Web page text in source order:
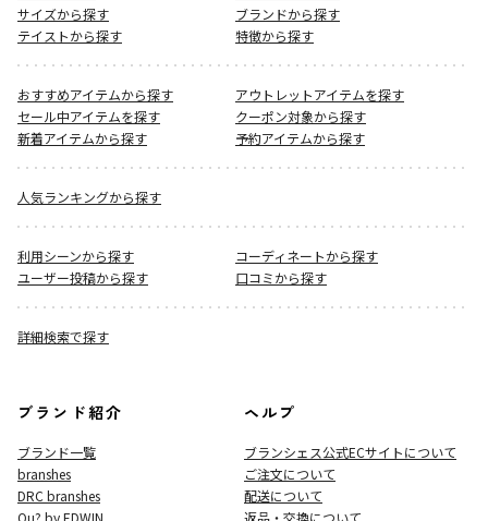
サイズから探す
ブランドから探す
テイストから探す
特徴から探す
おすすめアイテムから探す
アウトレットアイテムを探す
セール中アイテムを探す
クーポン対象から探す
新着アイテムから探す
予約アイテムから探す
人気ランキングから探す
利用シーンから探す
コーディネートから探す
ユーザー投稿から探す
口コミから探す
詳細検索で探す
ブランド紹介
ブランド一覧
branshes
DRC branshes
Ou? by EDWIN
ヘルプ
ブランシェス公式ECサイトについて
ご注文について
配送について
返品・交換について